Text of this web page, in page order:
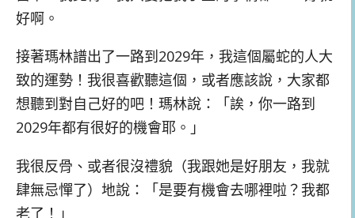
好啊。
接著瑪林譜出了一路到2029年，我這個屬蛇的人大
致的運勢！我很喜歡聽這個，或者應該說，大家都
想聽到對自己好的吧！瑪林說：「誒，你一路到
2029年都有很好的機會耶。」
我很反骨、或者很沒禮貌（我跟她是好朋友，我就
肆無忌憚了）地說：「是要有機會去哪裡啦？我都
老了！」